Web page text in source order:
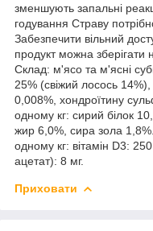
зменшують запальні
годування Страву
Забезпечити вільний
продукт можна зберігати
Склад: м'ясо та м'ясні
25% (свіжий лосось
0,008%, хондроїтину
одному кг: сирий білок
жир 6,0%, сира зола
одному кг: вітамін D3:
ацетат): 8 мг.
Приховати